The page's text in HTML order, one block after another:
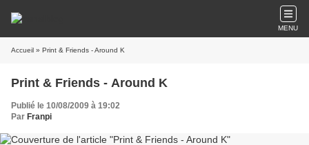
MENU
Accueil » Print & Friends - Around K
Print & Friends - Around K
Publié le 10/08/2009 à 19:02
Par Franpi